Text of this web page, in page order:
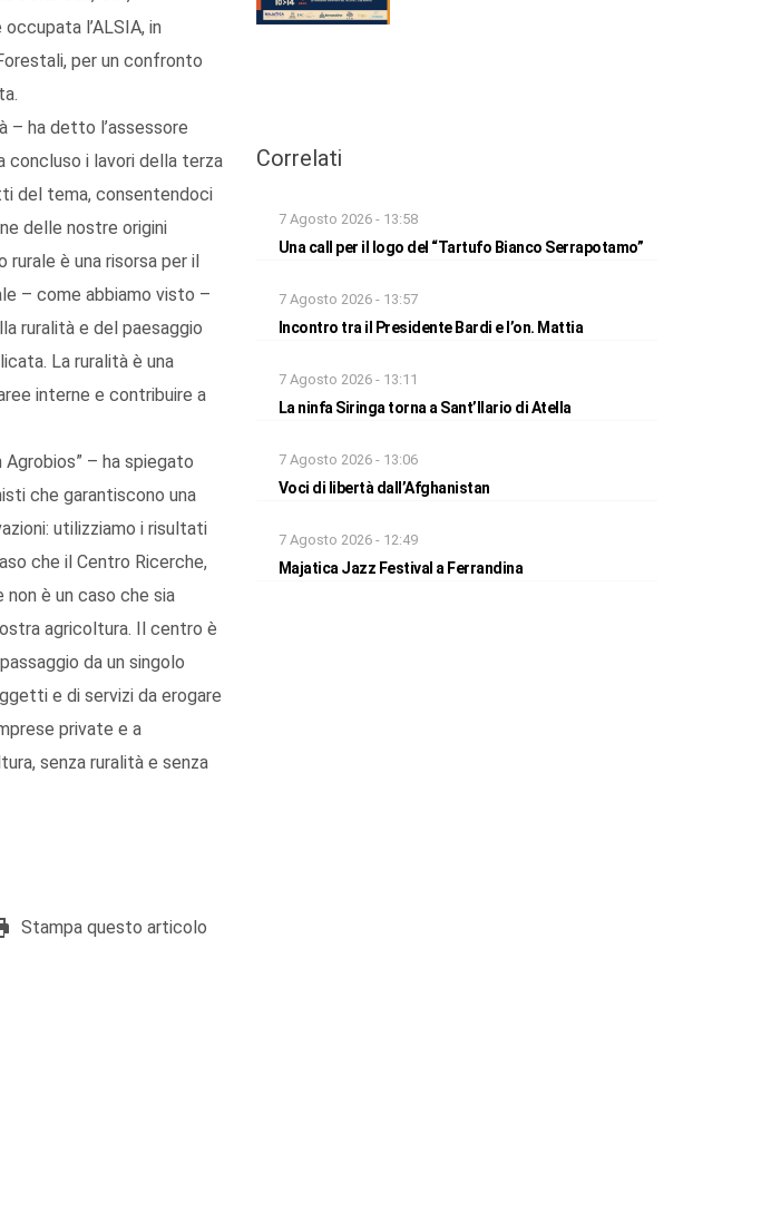
l’ALSIA, in
per un confronto
– ha detto l’assessore
concluso i lavori della terza
del tema, consentendoci
delle nostre origini
è una risorsa per il
– come abbiamo visto –
ruralità e del paesaggio
La ruralità è una
interne e contribuire a
– ha spiegato
che garantiscono una
utilizziamo i risultati
che il Centro Ricerche,
è un caso che sia
agricoltura. Il centro è
da un singolo
e di servizi da erogare
private e a
senza ruralità e senza
Stampa questo articolo
Correlati
7 Agosto 2026 - 13:58
Una call per il logo del “Tartufo Bianco Serrapotamo”
7 Agosto 2026 - 13:57
Incontro tra il Presidente Bardi e l’on. Mattia
7 Agosto 2026 - 13:11
La ninfa Siringa torna a Sant’Ilario di Atella
7 Agosto 2026 - 13:06
Voci di libertà dall’Afghanistan
7 Agosto 2026 - 12:49
Majatica Jazz Festival a Ferrandina